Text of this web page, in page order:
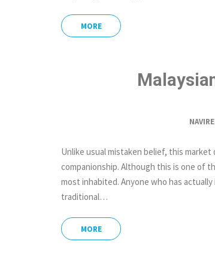
MORE
Unlike usual mistaken belief, this
companionship. Although this is one of
most inhabited. Anyone who has
traditional…
MORE